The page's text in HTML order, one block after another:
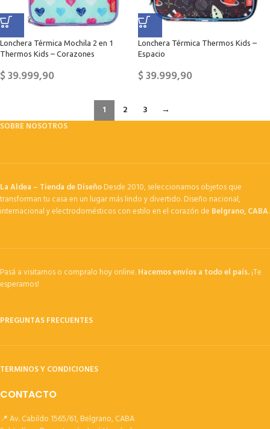
Lonchera Térmica Mochila 2 en 1
Thermos Kids – Corazones
$39.999,90
Lonchera Térmica Thermos Kids –
Espacio
$39.999,90
1 2 3 →
SOBRE NOSOTROS
La Aldea – Tienda de DiseñoDesde 2010, seleccionamos objetos que
transforman tu casa en un lugar más lindo y divertido. Diseño nacional,
internacional y electrodomésticos con estilo en el corazón de Belgrano, CABA.
Pasá a visitarnos o compralo hoy online.Hacemos envíos a todo el país.¡Te
esperamos!
PREGUNTAS FRECUENTES
TERMINOS Y CONDICIONES
CONTACTO
📍 Av. Cabildo 1565/61, Belgrano, CABA